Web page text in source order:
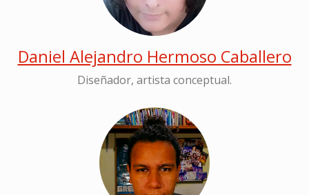
Daniel Alejandro Hermoso Caballero
Diseñador, artista conceptual.